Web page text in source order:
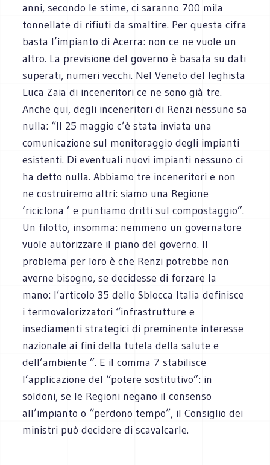
anni, secondo le stime, ci saranno 700 mila
tonnellate di rifiuti da smaltire. Per questa cifra
basta l’impianto di Acerra: non ce ne vuole un
altro. La previsione del governo è basata su dati
superati, numeri vecchi. Nel Veneto del leghista
Luca Zaia di inceneritori ce ne sono già tre.
Anche qui, degli inceneritori di Renzi nessuno sa
nulla: “Il 25 maggio c’è stata inviata una
comunicazione sul monitoraggio degli impianti
esistenti. Di eventuali nuovi impianti nessuno ci
ha detto nulla. Abbiamo tre inceneritori e non
ne costruiremo altri: siamo una Regione
‘riciclona ’ e puntiamo dritti sul compostaggio”.
Un filotto, insomma: nemmeno un governatore
vuole autorizzare il piano del governo. Il
problema per loro è che Renzi potrebbe non
averne bisogno, se decidesse di forzare la
mano: l’articolo 35 dello Sblocca Italia definisce
i termovalorizzatori “infrastrutture e
insediamenti strategici di preminente interesse
nazionale ai fini della tutela della salute e
dell’ambiente ”. E il comma 7 stabilisce
l’applicazione del “potere sostitutivo”: in
soldoni, se le Regioni negano il consenso
all’impianto o “perdono tempo”, il Consiglio dei
ministri può decidere di scavalcarle.